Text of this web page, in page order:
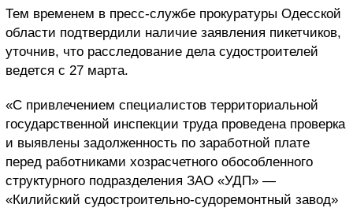
Тем временем в пресс-службе прокуратуры Одесской
области подтвердили наличие заявления пикетчиков,
уточнив, что расследование дела судостроителей
ведется с 27 марта.
«С привлечением специалистов территориальной
государственной инспекции труда проведена проверка
и выявлены задолженность по заработной плате
перед работниками хозрасчетного обособленного
структурного подразделения ЗАО «УДП» —
«Килийский судостроительно-судоремонтный завод»